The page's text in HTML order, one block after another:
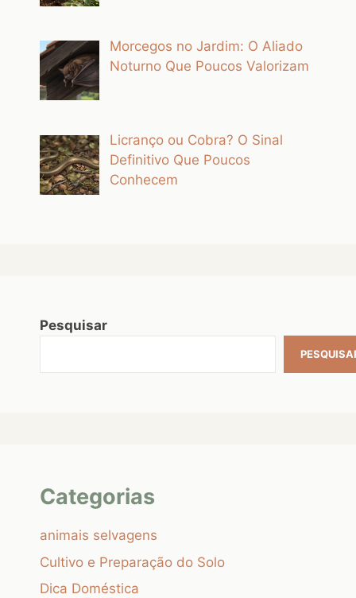
Morcegos no Jardim: O Aliado
Noturno Que Poucos Valorizam
Licranço ou Cobra? O Sinal
Definitivo Que Poucos
Conhecem
Pesquisar
Categorias
animais selvagens
Cultivo e Preparação do Solo
Dica Doméstica